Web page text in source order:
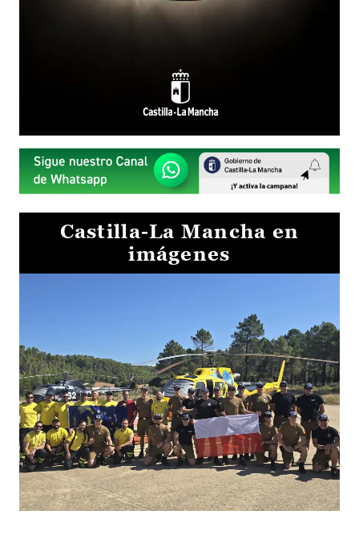
Castilla-La Mancha en
imágenes